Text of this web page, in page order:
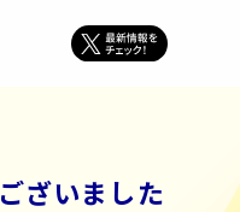
ざいました